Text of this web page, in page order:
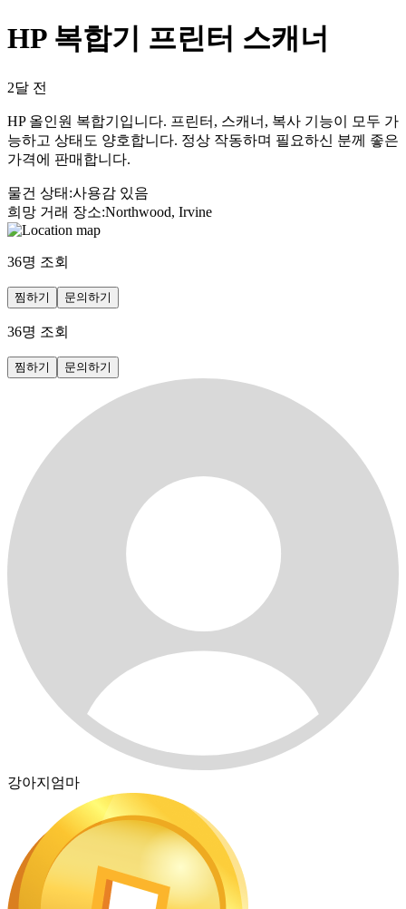
HP 복합기 프린터 스캐너
2달 전
HP 올인원 복합기입니다. 프린터, 스캐너, 복사 기능이 모두 가
능하고 상태도 양호합니다. 정상 작동하며 필요하신 분께 좋은
가격에 판매합니다.
물건 상태 :사용감 있음
희망 거래 장소:Northwood, Irvine
36명 조회
찜하기 문의하기
36명 조회
찜하기 문의하기
강아지엄마